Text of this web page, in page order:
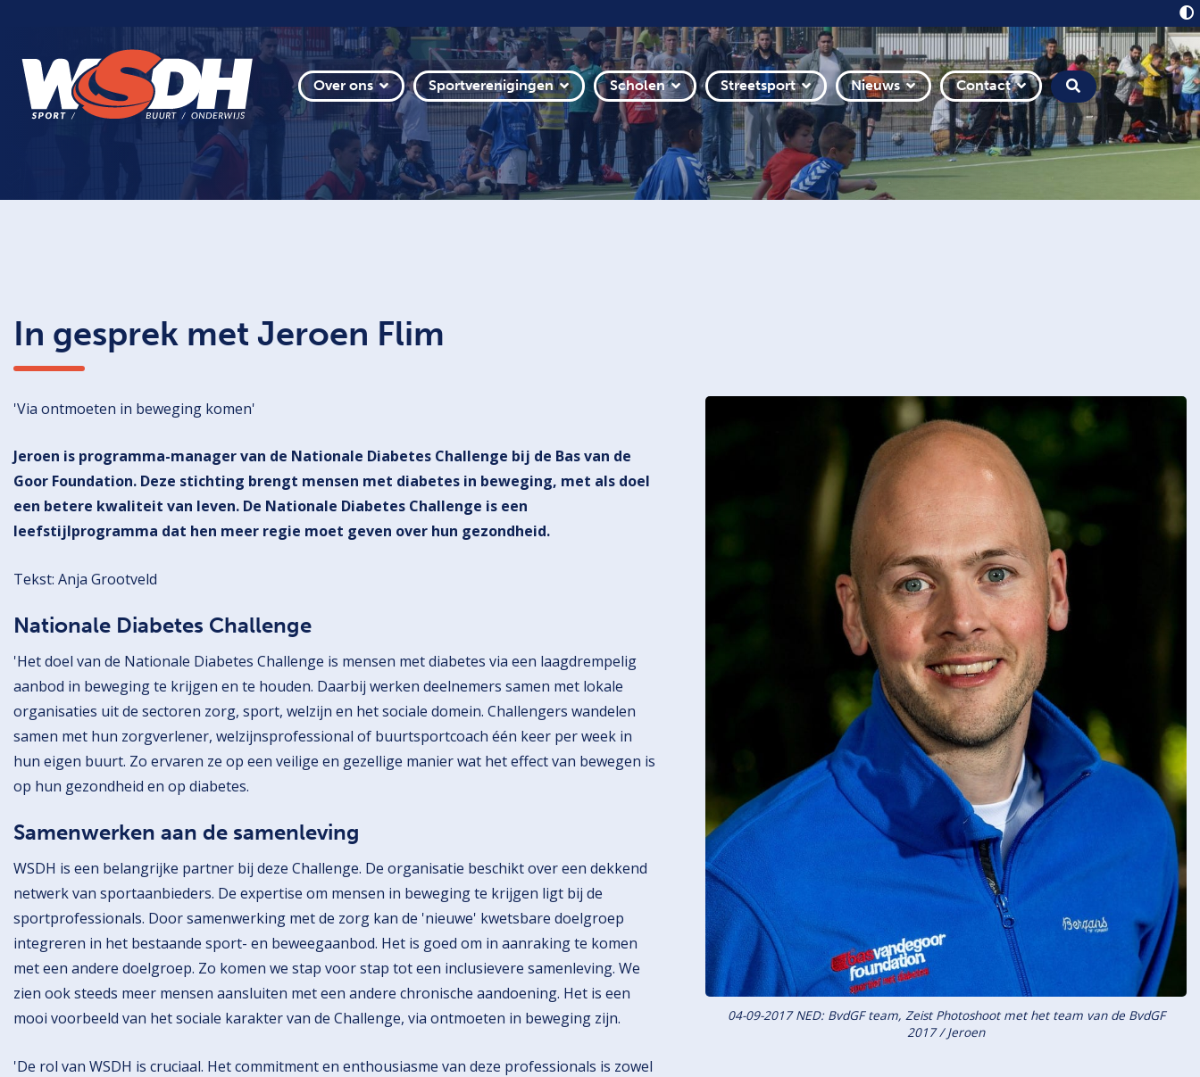
Over ons Sportverenigingen Scholen Streetsport Nieuws Contact
In gesprek met Jeroen Flim
'Via ontmoeten in beweging komen'
Jeroen is programma-manager van de Nationale Diabetes Challenge bij de Bas van de
Goor Foundation. Deze stichting brengt mensen met diabetes in beweging, met als doel
een betere kwaliteit van leven. De Nationale Diabetes Challenge is een
leefstijlprogramma dat hen meer regie moet geven over hun gezondheid.
Tekst: Anja Grootveld
Nationale Diabetes Challenge
'Het doel van de Nationale Diabetes Challenge is mensen met diabetes via een laagdrempelig
aanbod in beweging te krijgen en te houden. Daarbij werken deelnemers samen met lokale
organisaties uit de sectoren zorg, sport, welzijn en het sociale domein. Challengers wandelen
samen met hun zorgverlener, welzijnsprofessional of buurtsportcoach één keer per week in
hun eigen buurt. Zo ervaren ze op een veilige en gezellige manier wat het effect van bewegen is
op hun gezondheid en op diabetes.
Samenwerken aan de samenleving
WSDH is een belangrijke partner bij deze Challenge. De organisatie beschikt over een dekkend
netwerk van sportaanbieders. De expertise om mensen in beweging te krijgen ligt bij de
sportprofessionals. Door samenwerking met de zorg kan de 'nieuwe' kwetsbare doelgroep
integreren in het bestaande sport- en beweegaanbod. Het is goed om in aanraking te komen
met een andere doelgroep. Zo komen we stap voor stap tot een inclusievere samenleving. We
zien ook steeds meer mensen aansluiten met een andere chronische aandoening. Het is een
mooi voorbeeld van het sociale karakter van de Challenge, via ontmoeten in beweging zijn.
'De rol van WSDH is cruciaal. Het commitment en enthousiasme van deze professionals is zowel
04-09-2017 NED: BvdGF team, Zeist Photoshoot met het team van de BvdGF
2017 / Jeroen